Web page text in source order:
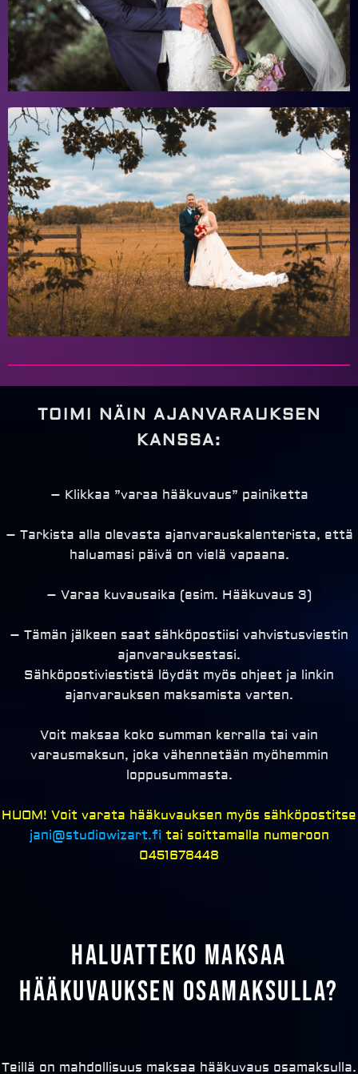
TOIMI NÄIN AJANVARAUKSEN
KANSSA:
– Klikkaa ”varaa hääkuvaus” painiketta
– Tarkista alla olevasta ajanvarauskalenterista, että
haluamasi päivä on vielä vapaana.
– Varaa kuvausaika (esim. Hääkuvaus 3)
– Tämän jälkeen saat sähköpostiisi vahvistusviestin
ajanvarauksestasi.
Sähköpostiviestistä löydät myös ohjeet ja linkin
ajanvarauksen maksamista varten.
Voit maksaa koko summan kerralla tai vain
varausmaksun, joka vähennetään myöhemmin
loppusummasta.
HUOM! Voit varata hääkuvauksen myös sähköpostitse
jani@studiowizart.fi tai soittamalla numeroon
0451678448
Haluatteko maksaa
hääkuvauksen osamaksulla?
Teillä on mahdollisuus maksaa hääkuvaus osamaksulla.